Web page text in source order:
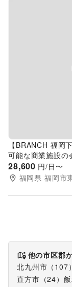
Previous
【BRANCH 福岡
可能な商業施設の
28,600 円/日〜
福岡県 福岡市
他の市区郡
北九州市 （ 107）
直方市 （24）